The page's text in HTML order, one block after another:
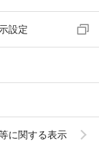
設定
に関する表示